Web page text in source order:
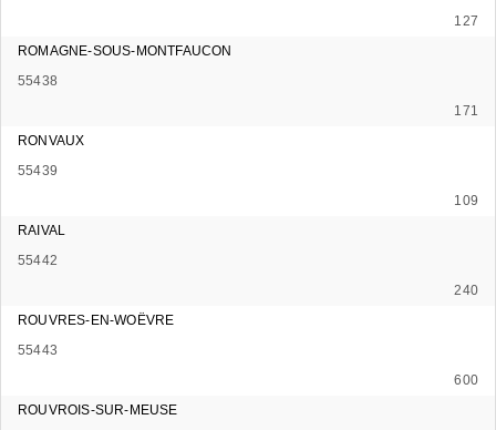
127
ROMAGNE-SOUS-MONTFAUCON
55438
171
RONVAUX
55439
109
RAIVAL
55442
240
ROUVRES-EN-WOËVRE
55443
600
ROUVROIS-SUR-MEUSE